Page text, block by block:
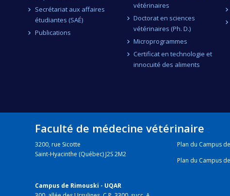
Secrétariat aux affaires
étudiantes (SAÉ)
Publications
vétérinaires
Doctorat en sciences
vétérinaires (Ph. D.)
Microprogrammes
Certificat en technologie et
innocuité des aliments
Faculté de médecine vétérinaire
3200, rue Sicotte
Saint-Hyacinthe (Québec) J2S 2M2
Campus de Rimouski - UQAR
Plan du Campus de
Plan du Campus de